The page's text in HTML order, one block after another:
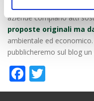
e quindi, per fare in modo
aziende compiano atti
proposte originali ma
ambientale ed
pubblicheremo sul blog
Facebook